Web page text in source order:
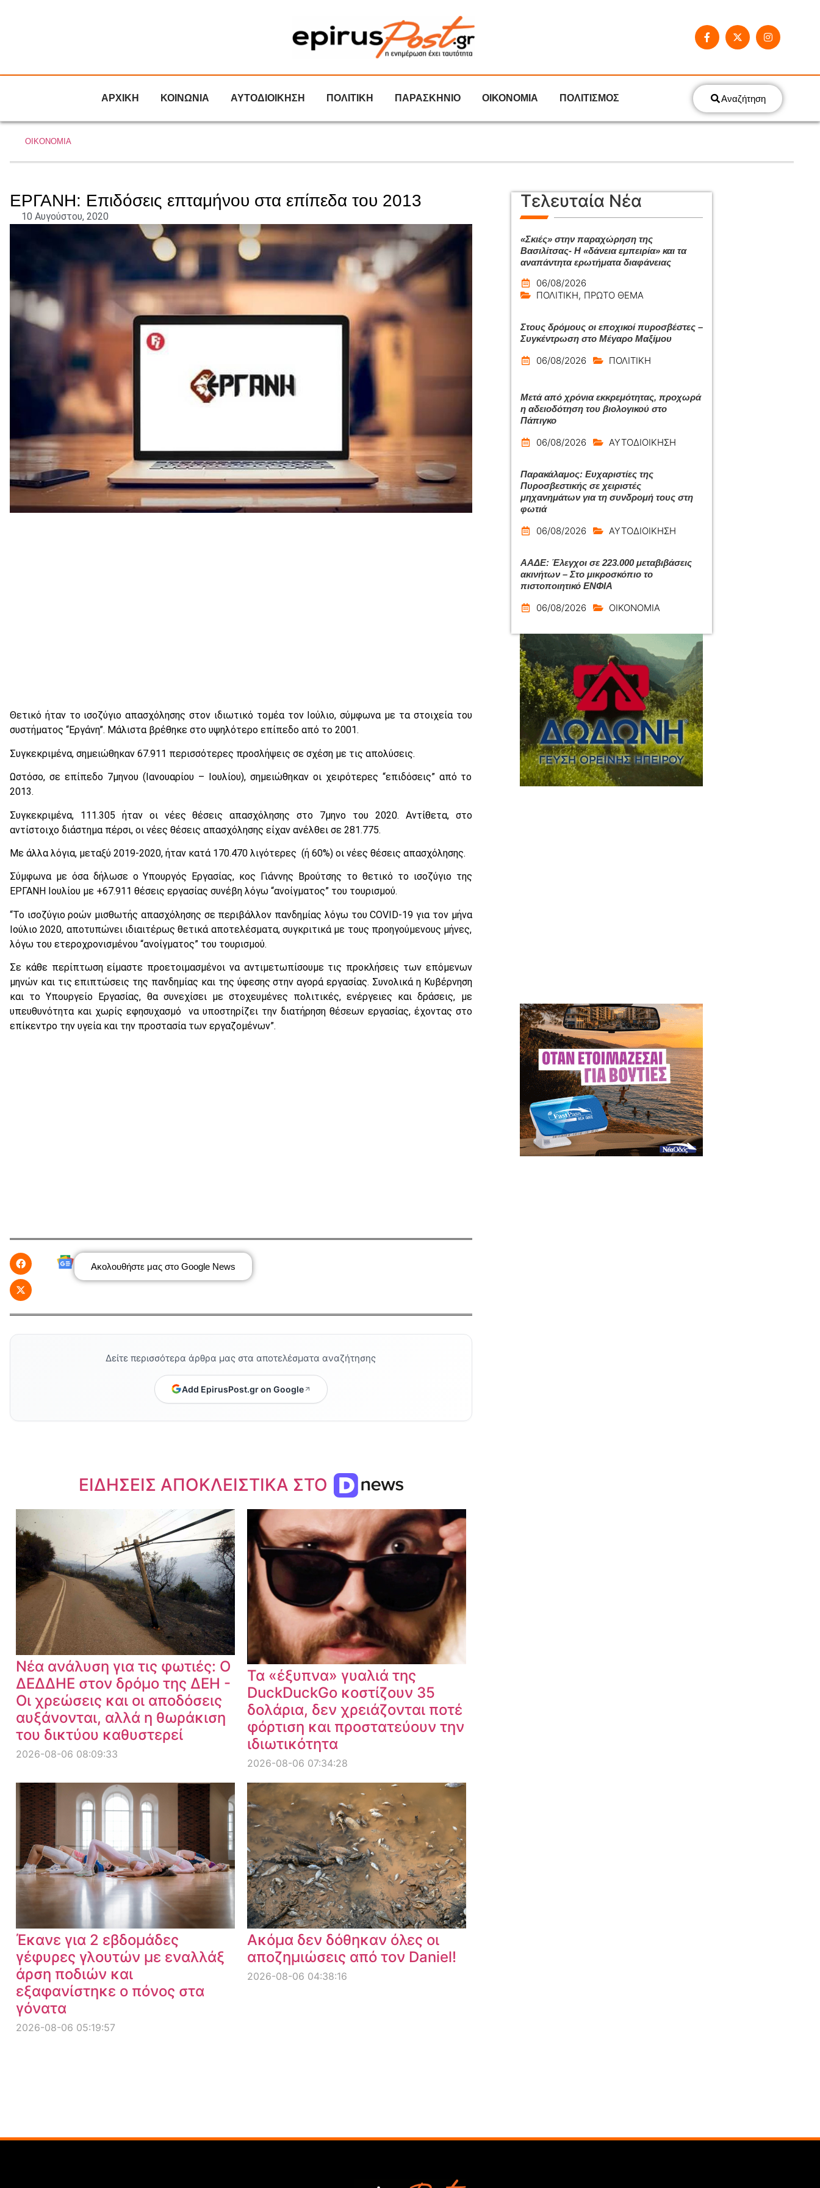
ΑΡΧΙΚΗ ΚΟΙΝΩΝΙΑ ΑΥΤΟΔΙΟΙΚΗΣΗ ΠΟΛΙΤΙΚΗ ΠΑΡΑΣΚΗΝΙΟ ΟΙΚΟΝΟΜΙΑ ΠΟΛΙΤΙΣΜΟΣ Αναζήτηση
ΟΙΚΟΝΟΜΙΑ
ΕΡΓΑΝΗ: Επιδόσεις επταμήνου στα επίπεδα του 2013
10 Αυγούστου, 2020
Θετικό ήταν το ισοζύγιο απασχόλησης στον ιδιωτικό τομέα τον Ιούλιο, σύμφωνα με τα στοιχεία του
συστήματος “Εργάνη”. Μάλιστα βρέθηκε στο υψηλότερο επίπεδο από το 2001.
Συγκεκριμένα, σημειώθηκαν 67.911 περισσότερες προσλήψεις σε σχέση με τις απολύσεις.
Ωστόσο, σε επίπεδο 7μηνου (Ιανουαρίου – Ιουλίου), σημειώθηκαν οι χειρότερες “επιδόσεις” από το
2013.
Συγκεκριμένα, 111.305 ήταν οι νέες θέσεις απασχόλησης στο 7μηνο του 2020. Αντίθετα, στο
αντίστοιχο διάστημα πέρσι, οι νέες θέσεις απασχόλησης είχαν ανέλθει σε 281.775.
Με άλλα λόγια, μεταξύ 2019-2020, ήταν κατά 170.470 λιγότερες (ή 60%) οι νέες θέσεις απασχόλησης.
Σύμφωνα με όσα δήλωσε ο Υπουργός Εργασίας, κος Γιάννης Βρούτσης το θετικό το ισοζύγιο της
ΕΡΓΑΝΗ Ιουλίου με +67.911 θέσεις εργασίας συνέβη λόγω “ανοίγματος” του τουρισμού.
“Το ισοζύγιο ροών μισθωτής απασχόλησης σε περιβάλλον πανδημίας λόγω του COVID-19 για τον μήνα
Ιούλιο 2020, αποτυπώνει ιδιαιτέρως θετικά αποτελέσματα, συγκριτικά με τους προηγούμενους μήνες,
λόγω του ετεροχρονισμένου “ανοίγματος” του τουρισμού.
Σε κάθε περίπτωση είμαστε προετοιμασμένοι να αντιμετωπίσουμε τις προκλήσεις των επόμενων
μηνών και τις επιπτώσεις της πανδημίας και της ύφεσης στην αγορά εργασίας. Συνολικά η Κυβέρνηση
και το Υπουργείο Εργασίας, θα συνεχίσει με στοχευμένες πολιτικές, ενέργειες και δράσεις, με
υπευθυνότητα και χωρίς εφησυχασμό να υποστηρίζει την διατήρηση θέσεων εργασίας, έχοντας στο
επίκεντρο την υγεία και την προστασία των εργαζομένων”.
Ακολουθήστε μας στο Google News
Δείτε περισσότερα άρθρα μας στα αποτελέσματα αναζήτησης
Add EpirusPost.gr on Google
ΕΙΔΗΣΕΙΣ ΑΠΟΚΛΕΙΣΤΙΚΑ ΣΤΟ
Dnews.gr
Νέα ανάλυση για τις φωτιές: Ο
ΔΕΔΔΗΕ στον δρόμο της ΔΕΗ -
Οι χρεώσεις και οι αποδόσεις
αυξάνονται, αλλά η θωράκιση
του δικτύου καθυστερεί
2026-08-06 08:09:33
Τα «έξυπνα» γυαλιά της
DuckDuckGo κοστίζουν 35
δολάρια, δεν χρειάζονται ποτέ
φόρτιση και προστατεύουν την
ιδιωτικότητα
2026-08-06 07:34:28
Έκανε για 2 εβδομάδες
γέφυρες γλουτών με εναλλάξ
άρση ποδιών και
εξαφανίστηκε ο πόνος στα
γόνατα
2026-08-06 05:19:57
Ακόμα δεν δόθηκαν όλες οι
αποζημιώσεις από τον Daniel!
2026-08-06 04:38:16
Τελευταία Νέα
«Σκιές» στην παραχώρηση της
Βασιλίτσας- Η «δάνεια εμπειρία» και τα
αναπάντητα ερωτήματα διαφάνειας
06/08/2026
ΠΟΛΙΤΙΚΗ, ΠΡΩΤΟ ΘΕΜΑ
Στους δρόμους οι εποχικοί πυροσβέστες –
Συγκέντρωση στο Μέγαρο Μαξίμου
06/08/2026 ΠΟΛΙΤΙΚΗ
Μετά από χρόνια εκκρεμότητας, προχωρά
η αδειοδότηση του βιολογικού στο
Πάπιγκο
06/08/2026 ΑΥΤΟΔΙΟΙΚΗΣΗ
Παρακάλαμος: Ευχαριστίες της
Πυροσβεστικής σε χειριστές
μηχανημάτων για τη συνδρομή τους στη
φωτιά
06/08/2026 ΑΥΤΟΔΙΟΙΚΗΣΗ
ΑΑΔΕ: Έλεγχοι σε 223.000 μεταβιβάσεις
ακινήτων – Στο μικροσκόπιο το
πιστοποιητικό ΕΝΦΙΑ
06/08/2026 ΟΙΚΟΝΟΜΙΑ